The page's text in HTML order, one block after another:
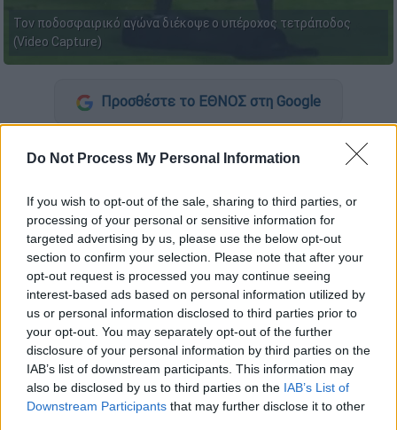
Do Not Process My Personal Information
If you wish to opt-out of the sale, sharing to third parties, or
processing of your personal or sensitive information for
targeted advertising by us, please use the below opt-out
section to confirm your selection. Please note that after your
opt-out request is processed you may continue seeing
interest-based ads based on personal information utilized by
us or personal information disclosed to third parties prior to
your opt-out. You may separately opt-out of the further
disclosure of your personal information by third parties on the
IAB’s list of downstream participants. This information may
also be disclosed by us to third parties on the IAB’s List of
Downstream Participants that may further disclose it to other
Τον ποδοσφαιρικό αγώνα διέκοψε ο υπέροχος τετράποδος
(Video Capture)
Προσθέστε το ΕΘΝΟΣ στη Google
Ένα ασυνήθιστο και πολύ χαριτωμένο
περιστατικό σημειώθηκε κατά τη διάρκεια
φιλικού αγώνα ποδοσφαίρου γυναικών
μεταξύΧιλήςκαιΒενεζουέλαςστο Estadio
La Granja το Σαββατοκύριακο. Έναςσκύλος
εισέβαλλε στη μέση του γηπέδουκαι
αρνούνταν να αποχωρήσει,αν δεν τον
χάιδευαν.
Ο αγώνας διεκόπη προσωρινά στο
36o λεπτό, όταντο υπέροχο μαύρο
τετράποδο άρχισε να τρέχει στο γήπεδο
κατευθυνόμενο προς την τερματοφύλακα